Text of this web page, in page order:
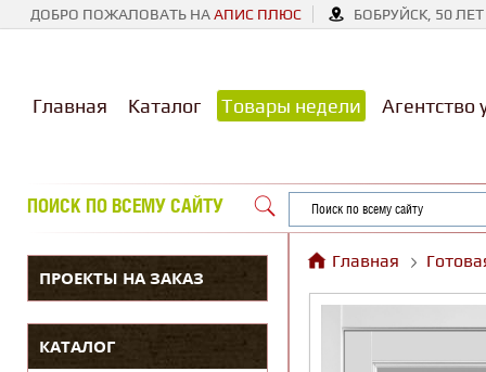
ДОБРО ПОЖАЛОВАТЬ НААПИС ПЛЮС БОБРУЙСК, 50
Главная Каталог Товары недели Агентство
ПОИСК ПО ВСЕМУ САЙТУ
ПРОЕКТЫ НА ЗАКАЗ
КАТАЛОГ
Главная